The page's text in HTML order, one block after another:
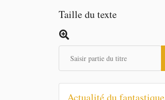
Taille du texte
Saisir partie du titre
Actualité du fantastique